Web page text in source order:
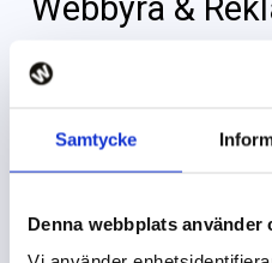
Samtycke
Denna webbplats använder
Winternet Web &
Falkenberg. Vi bygger
webbutiker i
tänkbara kopplingar till er